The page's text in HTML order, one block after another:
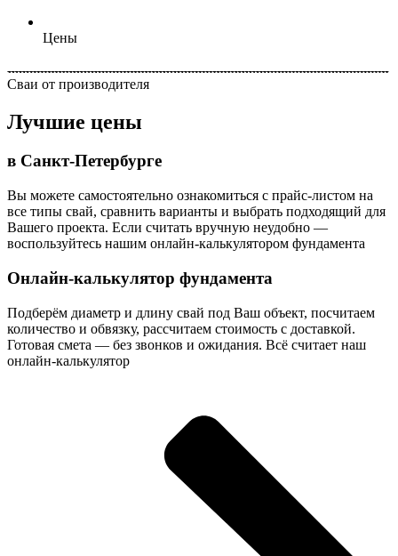
Цены
Сваи от производителя
Лучшие цены
в Санкт-Петербурге
Вы можете самостоятельно ознакомиться с прайс-листом на
все типы свай, сравнить варианты и выбрать подходящий для
Вашего проекта. Если считать вручную неудобно —
воспользуйтесь нашим онлайн-калькулятором фундамента
Онлайн-калькулятор фундамента
Подберём диаметр и длину свай под Ваш объект, посчитаем
количество и обвязку, рассчитаем стоимость с доставкой.
Готовая смета — без звонков и ожидания. Всё считает наш
онлайн-калькулятор